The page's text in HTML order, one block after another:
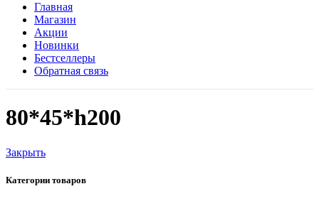
Главная
Магазин
Акции
Новинки
Бестселлеры
Обратная связь
80*45*h200
Закрыть
Категории товаров